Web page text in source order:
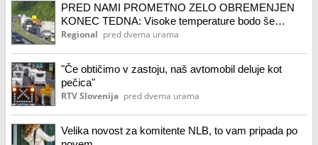
PRED NAMI PROMETNO ZELO OBREMENJEN
KONEC TEDNA: Visoke temperature bodo še
vztrajale
Regional pred dvema urama
"Če obtičimo v zastoju, naš avtomobil deluje kot
pečica"
RTV Slovenija pred dvema urama
Velika novost za komitente NLB, to vam pripada po